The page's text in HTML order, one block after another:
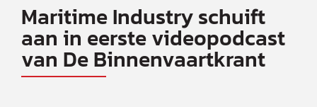
Maritime Industry schuift
aan in eerste videopodcast
van De Binnenvaartkrant